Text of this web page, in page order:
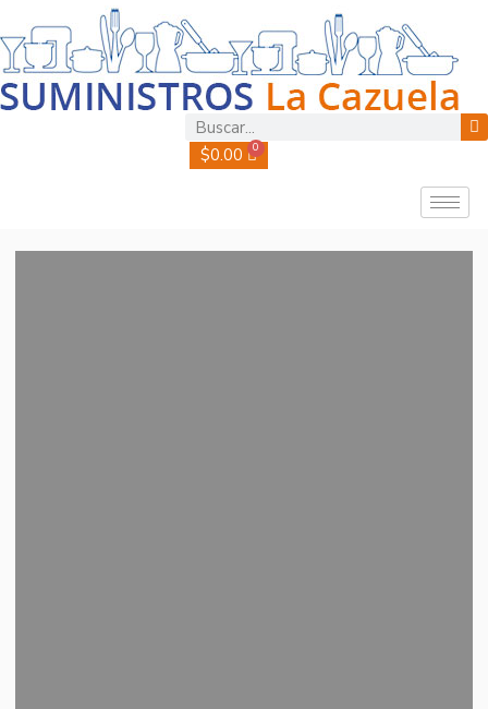
$0.00 0